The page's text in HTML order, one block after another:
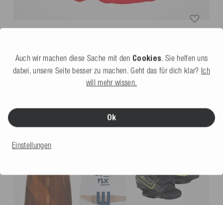
Weitere Farben
64,99 €
DAS KÖNNTE DIR AUCH GEFALLEN
Auch wir machen diese Sache mit den Cookies. Sie helfen uns
dabei, unsere Seite besser zu machen. Geht das für dich klar? Ich
will mehr wissen.
Ok
Einstellungen